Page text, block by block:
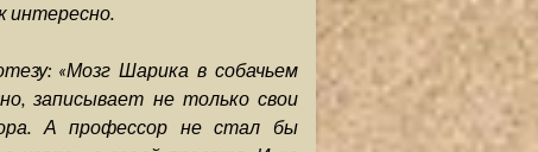
интересно.
«Мозг Шарика в собачьем
записывает не только свои
А профессор не стал бы